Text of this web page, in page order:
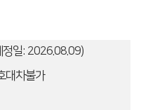
정일: 2026.08.09)
대차불가